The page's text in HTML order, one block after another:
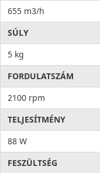
655 m3/h
SÚLY
5 kg
FORDULATSZÁM
2100 rpm
TELJESÍTMÉNY
88 W
FESZÜLTSÉG